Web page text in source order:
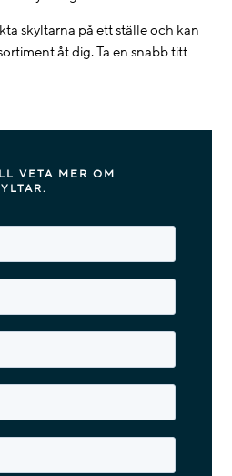
skyltarna på ett ställe och kan
åt dig. Ta en snabb titt
VETA MER OM